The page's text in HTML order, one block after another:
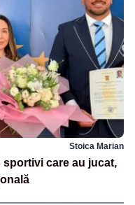
Stoica Marian
sportivi care au jucat,